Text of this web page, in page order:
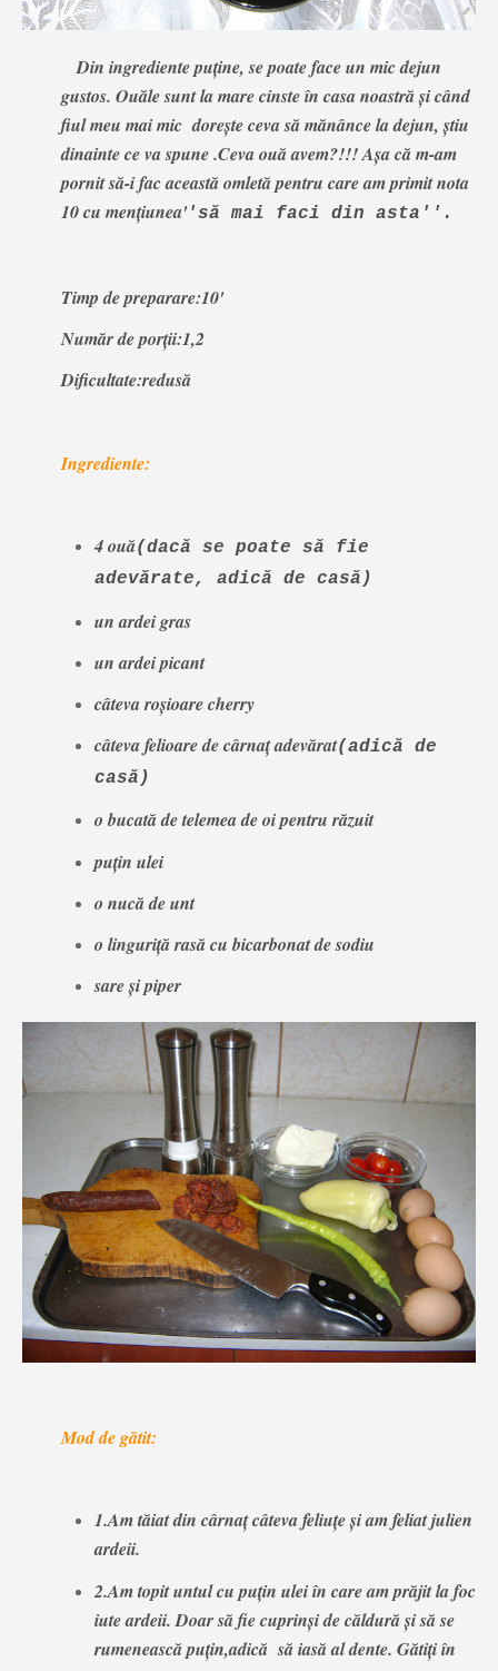
Din ingrediente puține, se poate face un mic dejun
gustos. Ouăle sunt la mare cinste în casa noastră și când
fiul meu mai mic dorește ceva să mănânce la dejun, știu
dinainte ce va spune .Ceva ouă avem?!!! Așa că m-am
pornit să-i fac această omletă pentru care am primit nota
10 cu mențiunea''să mai faci din asta''.
Timp de preparare:10'
Număr de porții:1,2
Dificultate:redusă
Ingrediente:
4 ouă(dacă se poate să fie
adevărate, adică de casă)
un ardei gras
un ardei picant
câteva roșioare cherry
câteva felioare de cârnaț adevărat(adică de
casă)
o bucată de telemea de oi pentru răzuit
puțin ulei
o nucă de unt
o linguriță rasă cu bicarbonat de sodiu
sare și piper
Mod de gătit:
1.Am tăiat din cârnaț câteva feliuțe și am feliat julien
ardeii.
2.Am topit untul cu puțin ulei în care am prăjit la foc
iute ardeii. Doar să fie cuprinși de căldură și să se
rumenească puțin,adică să iasă al dente. Gătiți în